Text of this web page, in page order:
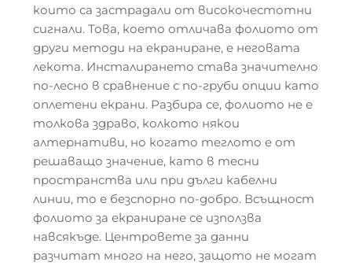
които са застрадали от високочестотни
сигнали. Това, което отличава фолиото от
други методи на екраниране, е неговата
лекота. Инсталирането става значително
по-лесно в сравнение с по-груби опции като
оплетени екрани. Разбира се, фолиото не е
толкова здраво, колкото някои
алтернативи, но когато теглото е от
решаващо значение, като в тесни
пространства или при дълги кабелни
линии, то е безспорно по-добро. Всъщност
фолиото за екраниране се използва
навсякъде. Центровете за данни
разчитат много на него, защото не могат